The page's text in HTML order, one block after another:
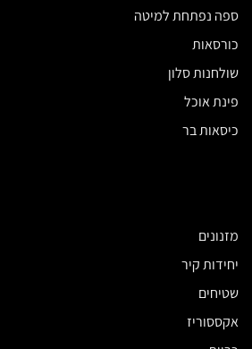
ספה נפתחת למיטה
כורסאות
שולחנות סלון
פינת אוכל
כיסאות בר
מזנונים
יחידות קיר
שטיחים
אקססוריז